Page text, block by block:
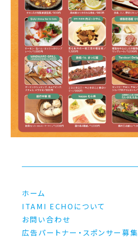
ホーム
ITAMI ECHOについて
お問い合わせ
広告パートナー・スポンサー募集